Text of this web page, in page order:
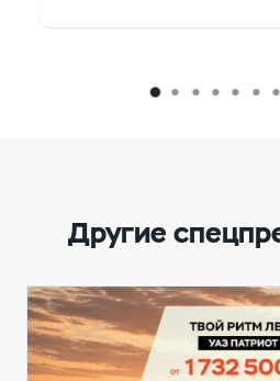
программы
Другие